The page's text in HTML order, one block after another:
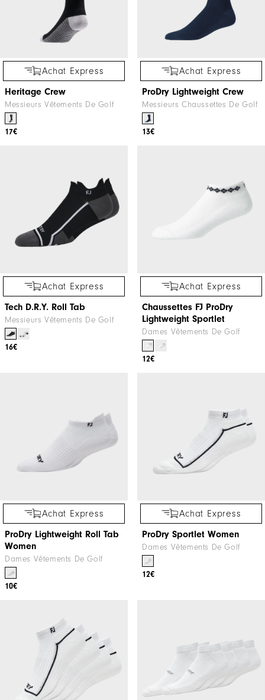
Achat Express
Heritage Crew
Messieurs Vêtements De Golf
17€
Achat Express
ProDry Lightweight Crew
Messieurs Chaussettes De Golf
13€
Achat Express
Tech D.R.Y. Roll Tab
Messieurs Vêtements De Golf
16€
Achat Express
Chaussettes FJ ProDry
Lightweight Sportlet
Dames Vêtements De Golf
12€
Achat Express
ProDry Lightweight Roll Tab
Women
Dames Vêtements De Golf
10€
Achat Express
ProDry Sportlet Women
Dames Vêtements De Golf
12€